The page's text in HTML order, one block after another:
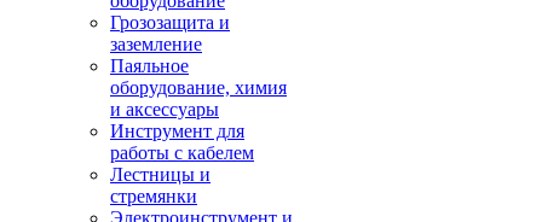
Грозозащита и
заземление
Паяльное
оборудование, химия
и аксессуары
Инструмент для
работы с кабелем
Лестницы и
стремянки
Электроинструмент и